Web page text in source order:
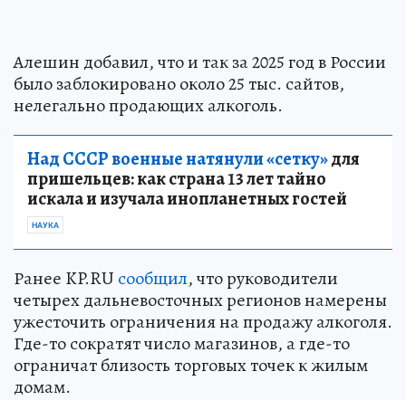
Алешин добавил, что и так за 2025 год в России
было заблокировано около 25 тыс. сайтов,
нелегально продающих алкоголь.
Над СССР военные натянули «сетку»для
пришельцев: как страна 13 лет тайно
искала и изучала инопланетных гостей
НАУКА
Ранее KP.RU сообщил, что руководители
четырех дальневосточных регионов намерены
ужесточить ограничения на продажу алкоголя.
Где-то сократят число магазинов, а где-то
ограничат близость торговых точек к жилым
домам.